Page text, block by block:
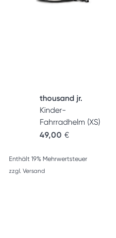
thousand jr.
Kinder-
Fahrradhelm (XS)
49,00 €
Enthält 19% Mehrwertsteuer
zzgl. Versand